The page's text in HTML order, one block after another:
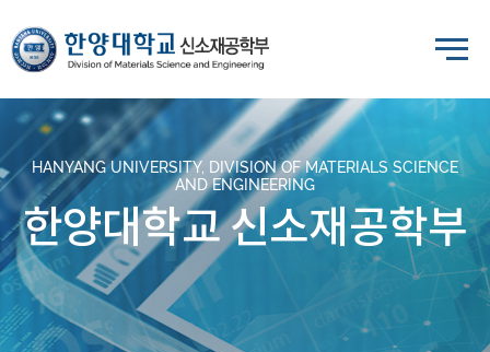
HANYANG UNIVERSITY, DIVISION OF MATERIALS SCIENCE
AND ENGINEERING
한양대학교 신소재공학부